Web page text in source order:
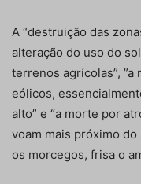
A “destruição das
alteração do uso do
terrenos agrícolas”,
eólicos,
alto” e “a morte por
voam mais próximo do
os morcegos, frisa o